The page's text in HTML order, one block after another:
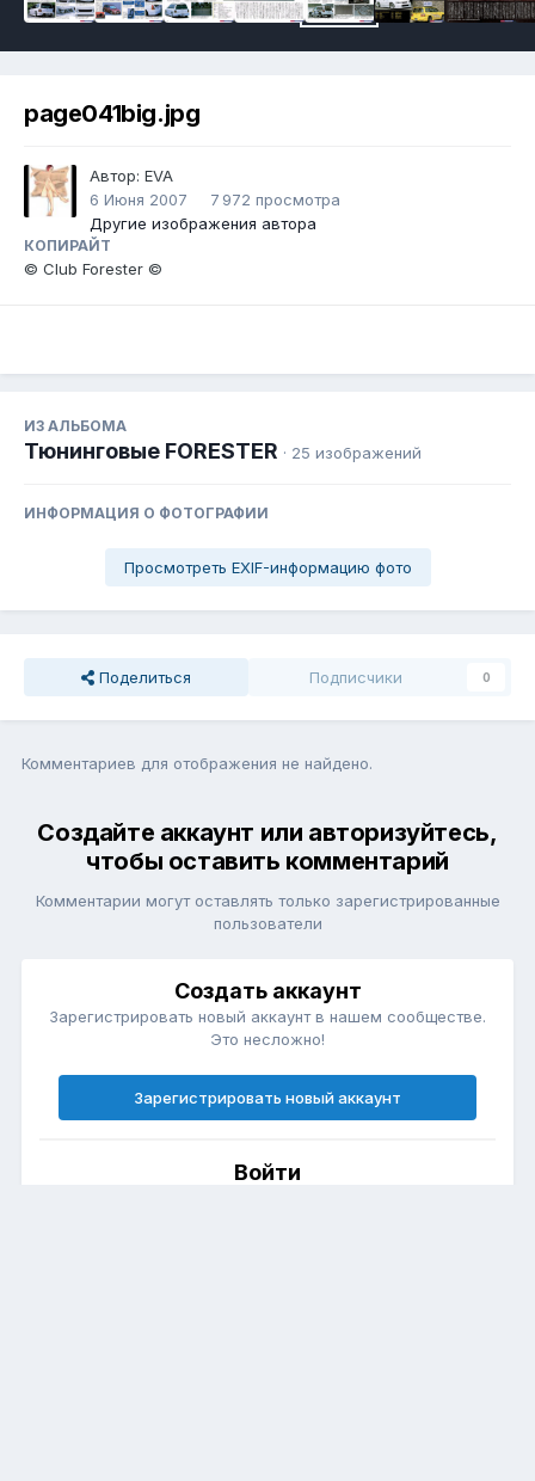
page041big.jpg
Автор: EVA
6 Июня 2007
7 972 просмотра
Другие изображения автора
КОПИРАЙТ
© Club Forester ©
ИЗ АЛЬБОМА
Тюнинговые FORESTER · 25 изображений
ИНФОРМАЦИЯ О ФОТОГРАФИИ
Просмотреть EXIF-информацию фото
Поделиться Подписчики 0
Комментариев для отображения не найдено.
Создайте аккаунт или авторизуйтесь,
чтобы оставить комментарий
Комментарии могут оставлять только зарегистрированные
пользователи
Создать аккаунт
Зарегистрировать новый аккаунт в нашем сообществе.
Это несложно!
Зарегистрировать новый аккаунт
Войти